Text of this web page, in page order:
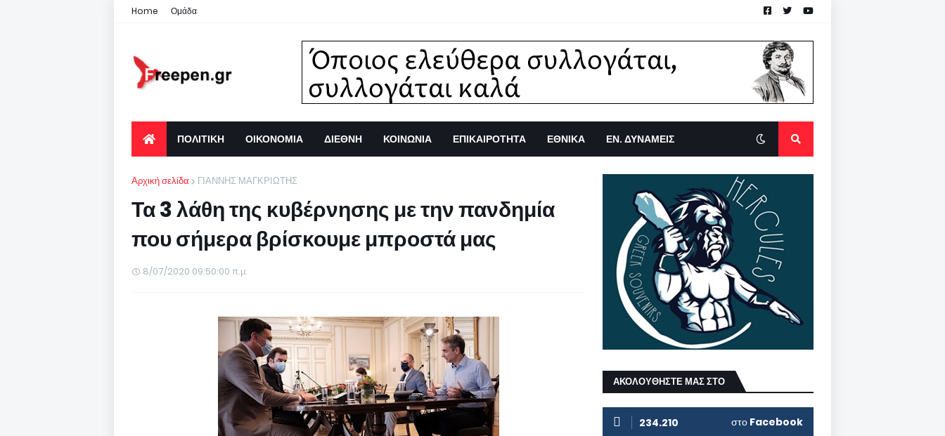
Home Ομάδα
ΠΟΛΙΤΙΚΗ ΟΙΚΟΝΟΜΙΑ ΔΙΕΘΝΗ ΚΟΙΝΩΝΙΑ ΕΠΙΚΑΙΡΟΤΗΤΑ ΕΘΝΙΚΑ ΕΝ. ΔΥΝΑΜΕΙΣ
Αρχική σελίδα ΓΙΑΝΝΗΣ ΜΑΓΚΡΙΩΤΗΣ
Τα 3 λάθη της κυβέρνησης με την πανδημία
που σήμερα βρίσκουμε μπροστά μας
8/07/2020 09:50:00 π.μ.
ΑΚΟΛΟΥΘΗΣΤΕ ΜΑΣ ΣΤΟ
234.210 στο Facebook